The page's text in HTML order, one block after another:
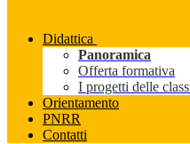
Didattica
Panoramica
Offerta formativa
I progetti delle
Orientamento
PNRR
Contatti